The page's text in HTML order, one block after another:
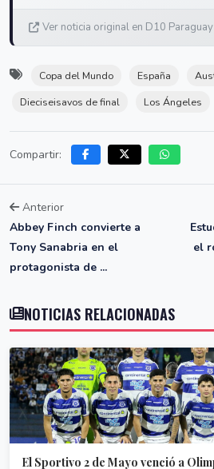
Ver noticia original en D10 Paraguay
Copa del Mundo España
Dieciseisavos de final
Los Ángeles
Compartir:
Anterior
Abbey Finch convierte a
Tony Sanabria en el
protagonista de ...
el
NOTICIAS RELACIONADAS
El Sportivo 2 de Mayo venció a